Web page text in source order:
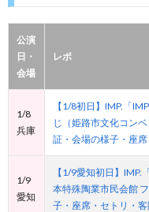
公演
日・
会場
レポ
1/8
兵庫
【1/8初日】IMP.「
じ（姫路市文化コン
証・会場の様子・座
1/9
愛知
【1/9愛知初日】
本特殊陶業市民会館
子・座席・セトリ・